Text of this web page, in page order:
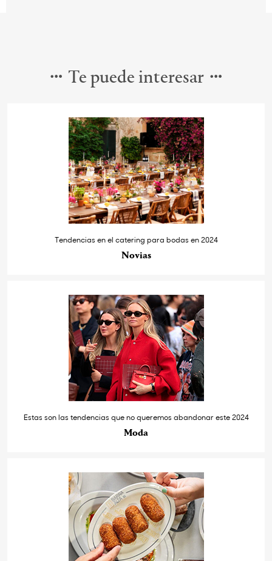
Te puede interesar
Tendencias en el catering para bodas en 2024
Novias
Estas son las tendencias que no queremos abandonar este 2024
Moda